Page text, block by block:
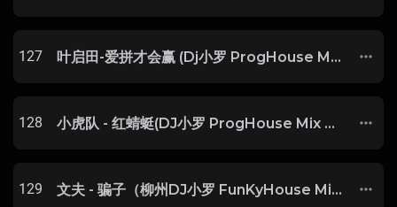
127 叶启田-爱拼才会赢 (Dj小罗 ProgHouse Mix )闽南语
128 小虎队 - 红蜻蜓(DJ小罗 ProgHouse Mix 国语男)V2
129 文夫 - 骗子（柳州DJ小罗 FunKyHouse Mix）